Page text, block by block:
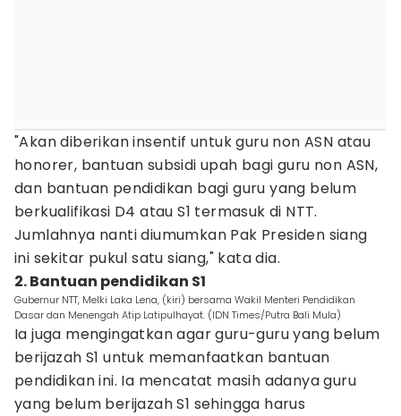
"Akan diberikan insentif untuk guru non ASN atau
honorer, bantuan subsidi upah bagi guru non ASN,
dan bantuan pendidikan bagi guru yang belum
berkualifikasi D4 atau S1 termasuk di NTT.
Jumlahnya nanti diumumkan Pak Presiden siang
ini sekitar pukul satu siang," kata dia.
2. Bantuan pendidikan S1
Gubernur NTT, Melki Laka Lena, (kiri) bersama Wakil Menteri Pendidikan
Dasar dan Menengah Atip Latipulhayat. (IDN Times/Putra Bali Mula)
Ia juga mengingatkan agar guru-guru yang belum
berijazah S1 untuk memanfaatkan bantuan
pendidikan ini. Ia mencatat masih adanya guru
yang belum berijazah S1 sehingga harus